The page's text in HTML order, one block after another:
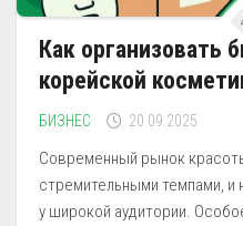
Как организовать
корейской
БИЗНЕС 20.09.2025
Современный рынок
стремительными темпами, и
у широкой аудитории.